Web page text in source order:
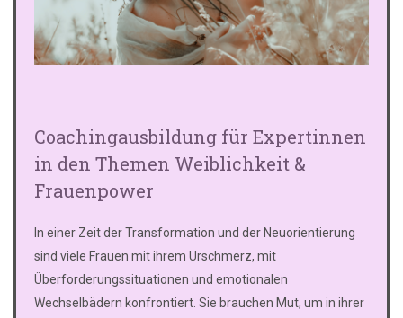
Coachingausbildung für Expertinnen
in den Themen Weiblichkeit &
Frauenpower
In einer Zeit der Transformation und der Neuorientierung
sind viele Frauen mit ihrem Urschmerz, mit
Überforderungssituationen und emotionalen
Wechselbädern konfrontiert. Sie brauchen Mut, um in ihrer